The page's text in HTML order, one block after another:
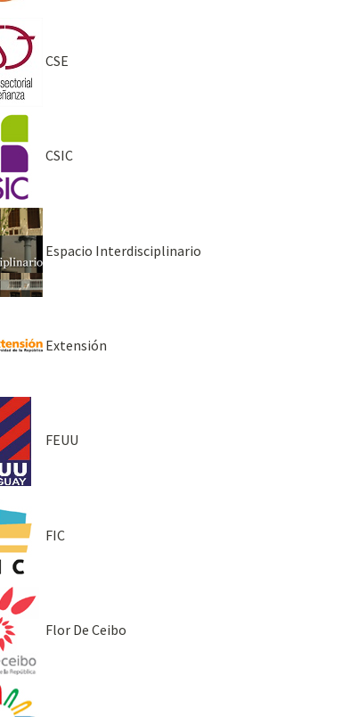
CSE
CSIC
Espacio Interdisciplinario
Extensión
FEUU
FIC
Flor De Ceibo